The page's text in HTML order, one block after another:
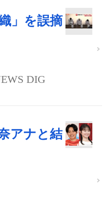
」を誤摘
DIG
アナと結